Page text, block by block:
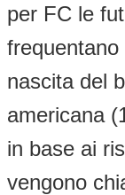
per FC le
nascita del
americana
in base ai
vengono